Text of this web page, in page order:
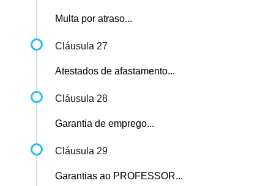
Multa por atraso...
Cláusula 27
Atestados de afastamento...
Cláusula 28
Garantia de emprego...
Cláusula 29
Garantias ao PROFESSOR...